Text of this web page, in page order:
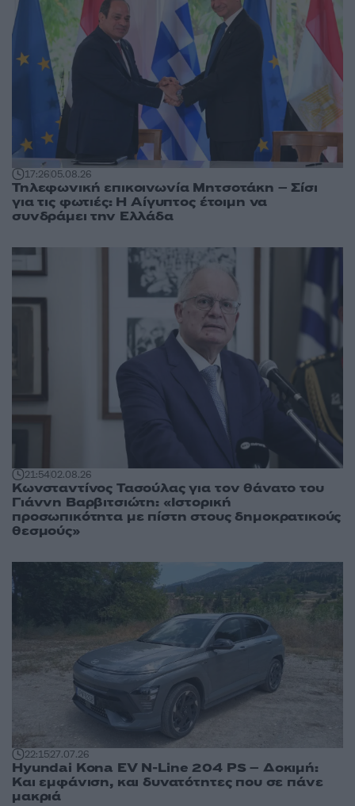
17:2605.08.26
Τηλεφωνική επικοινωνία Μητσοτάκη – Σίσι
για τις φωτιές: Η Αίγυπτος έτοιμη να
συνδράμει την Ελλάδα
21:5402.08.26
Κωνσταντίνος Τασούλας για τον θάνατο του
Γιάννη Βαρβιτσιώτη: «Ιστορική
προσωπικότητα με πίστη στους δημοκρατικούς
θεσμούς»
22:1527.07.26
Hyundai Kona EV Ν-Line 204 PS – Δοκιμή:
Και εμφάνιση, και δυνατότητες που σε πάνε
μακριά